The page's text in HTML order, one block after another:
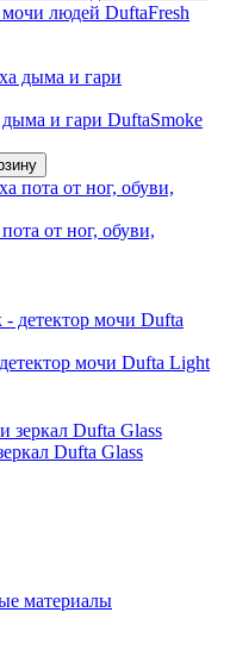
мочи людей DuftaFresh
дыма и гари DuftaSmoke
от ног, обуви,
мочи Dufta Light
Dufta Glass
материалы